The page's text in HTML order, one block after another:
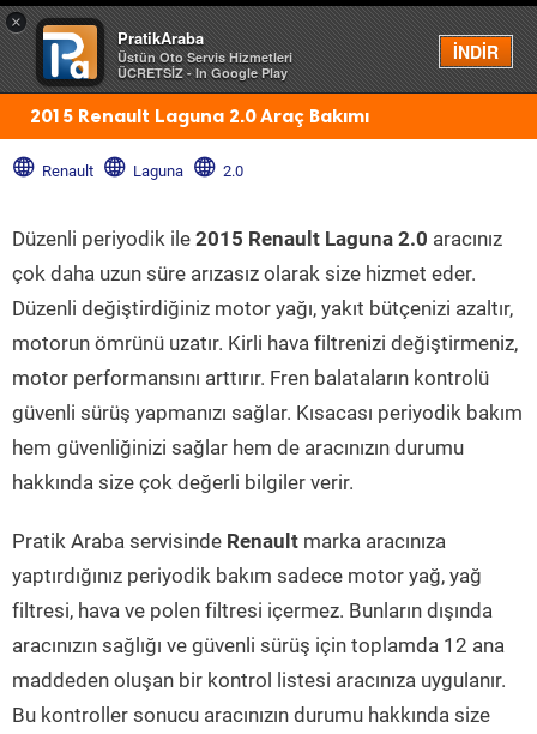
×
PratikAraba
Üstün Oto Servis Hizmetleri
ÜCRETSİZ - In Google Play
İNDİR
Menü
2015 Renault Laguna 2.0 Araç Bakımı
Renault Laguna 2.0
Düzenli periyodik ile 2015 Renault Laguna 2.0 aracınız
çok daha uzun süre arızasız olarak size hizmet eder.
Düzenli değiştirdiğiniz motor yağı, yakıt bütçenizi azaltır,
motorun ömrünü uzatır. Kirli hava filtrenizi değiştirmeniz,
motor performansını arttırır. Fren balataların kontrolü
güvenli sürüş yapmanızı sağlar. Kısacası periyodik bakım
hem güvenliğinizi sağlar hem de aracınızın durumu
hakkında size çok değerli bilgiler verir.
Pratik Araba servisinde Renault marka aracınıza
yaptırdığınız periyodik bakım sadece motor yağ, yağ
filtresi, hava ve polen filtresi içermez. Bunların dışında
aracınızın sağlığı ve güvenli sürüş için toplamda 12 ana
maddeden oluşan bir kontrol listesi aracınıza uygulanır.
Bu kontroller sonucu aracınızın durumu hakkında size